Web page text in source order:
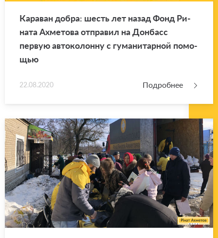
Ка­ра­ван добра: шесть лет назад Фонд Ри­
на­та Ах­ме­то­ва от­пра­вил на Дон­басс
первую ав­то­ко­лон­ну с гу­ма­ни­тар­ной по­мо­
щью
22.08.2020 Подробнее